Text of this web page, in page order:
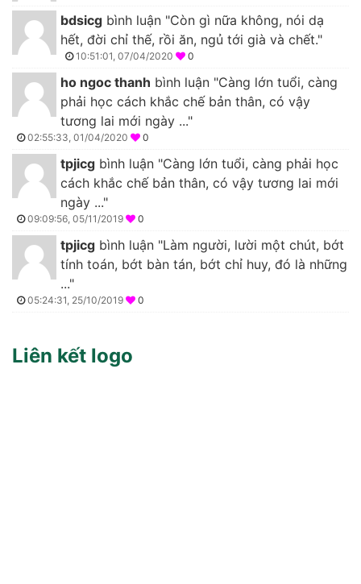
bdsicg bình luận "Còn gì nữa không, nói dạ
hết, đời chỉ thế, rồi ăn, ngủ tới già và chết."
10:51:01, 07/04/2020 0
ho ngoc thanh bình luận "Càng lớn tuổi, càng
phải học cách khắc chế bản thân, có vậy
tương lai mới ngày ..."
02:55:33, 01/04/2020 0
tpjicg bình luận "Càng lớn tuổi, càng phải học
cách khắc chế bản thân, có vậy tương lai mới
ngày ..."
09:09:56, 05/11/2019 0
tpjicg bình luận "Làm người, lười một chút, bớt
tính toán, bớt bàn tán, bớt chỉ huy, đó là những
..."
05:24:31, 25/10/2019 0
Liên kết logo